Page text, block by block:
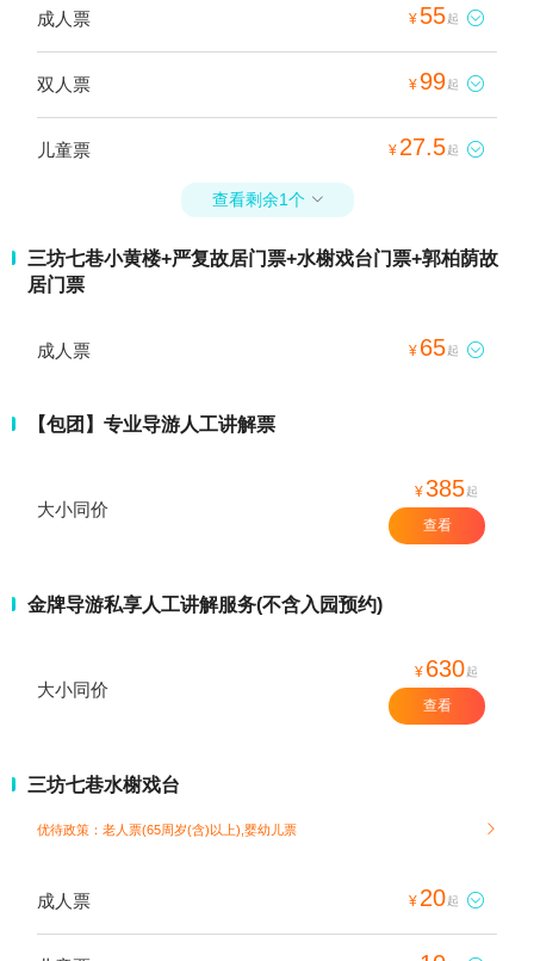
成人票 ¥ 55起 
双人票 ¥ 99起 
儿童票 ¥ 27.5起 
查看剩余1个 
三坊七巷小黄楼+严复故居门票+水榭戏台门票+郭柏荫故
居门票
成人票 ¥ 65起 
【包团】专业导游人工讲解票
大小同价
¥385起
查看
金牌导游私享人工讲解服务(不含入园预约)
大小同价
¥ 630起
查看
三坊七巷水榭戏台
优待政策：老人票(65周岁(含)以上),婴幼儿票 
成人票 ¥ 20起 